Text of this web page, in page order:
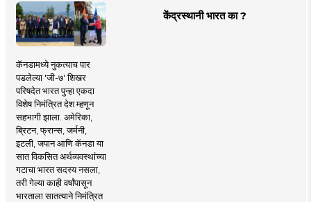
केंद्रस्थानी भारत का ?
कॅनडामध्ये नुकत्याच पार
पडलेल्या 'जी-७' शिखर
परिषदेत भारत पुन्हा एकदा
विशेष निमंत्रित देश म्हणून
सहभागी झाला. अमेरिका,
ब्रिटन, फ्रान्स, जर्मनी,
इटली, जपान आणि कॅनडा या
सात विकसित अर्थव्यवस्थांच्या
गटाचा भारत सदस्य नसला,
तरी गेल्या काही वर्षांपासून
भारताला सातत्याने निमंत्रित